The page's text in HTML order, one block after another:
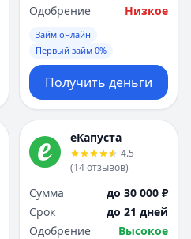
Одобрение
Низкое
Займ онлайн
Первый займ 0%
Получить деньги
еКапуста
4.5
(14отзывов)
Сумма
до 30 000 ₽
Срок
до 21 дней
Одобрение
Высокое